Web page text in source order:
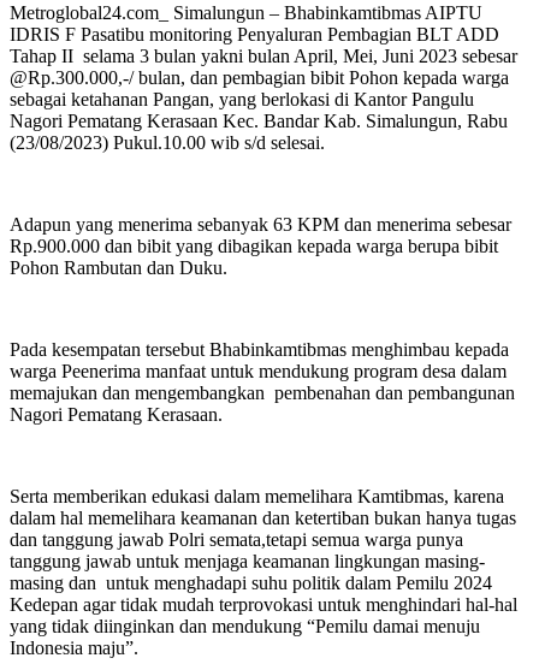
Metroglobal24.com_ Simalungun – Bhabinkamtibmas AIPTU
IDRIS F Pasatibu monitoring Penyaluran Pembagian BLT ADD
Tahap II selama 3 bulan yakni bulan April, Mei, Juni 2023 sebesar
@Rp.300.000,-/ bulan, dan pembagian bibit Pohon kepada warga
sebagai ketahanan Pangan, yang berlokasi di Kantor Pangulu
Nagori Pematang Kerasaan Kec. Bandar Kab. Simalungun, Rabu
(23/08/2023) Pukul.10.00 wib s/d selesai.
Adapun yang menerima sebanyak 63 KPM dan menerima sebesar
Rp.900.000 dan bibit yang dibagikan kepada warga berupa bibit
Pohon Rambutan dan Duku.
Pada kesempatan tersebut Bhabinkamtibmas menghimbau kepada
warga Peenerima manfaat untuk mendukung program desa dalam
memajukan dan mengembangkan pembenahan dan pembangunan
Nagori Pematang Kerasaan.
Serta memberikan edukasi dalam memelihara Kamtibmas, karena
dalam hal memelihara keamanan dan ketertiban bukan hanya tugas
dan tanggung jawab Polri semata,tetapi semua warga punya
tanggung jawab untuk menjaga keamanan lingkungan masing-
masing dan untuk menghadapi suhu politik dalam Pemilu 2024
Kedepan agar tidak mudah terprovokasi untuk menghindari hal-hal
yang tidak diinginkan dan mendukung “Pemilu damai menuju
Indonesia maju”.